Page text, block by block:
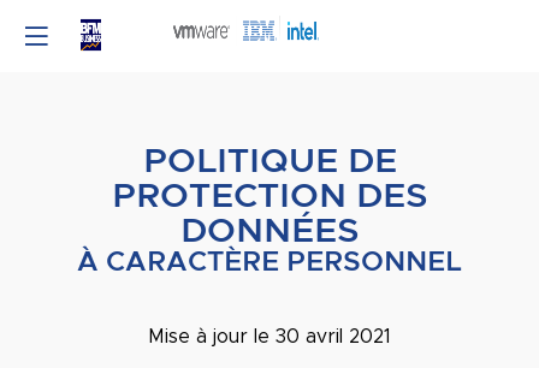
POLITIQUE DE
PROTECTION DES
DONNÉES
À CARACTÈRE PERSONNEL
Mise à jour le 30 avril 2021